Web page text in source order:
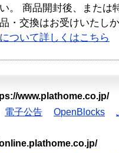
。 商品開封後、または
・交換はお受けいたし
ついて詳しくはこちら
www.plathome.co.jp/
電子公告 OpenBlocks